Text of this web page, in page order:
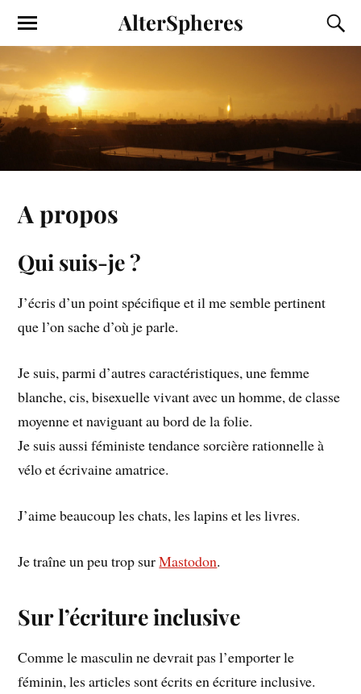
AlterSpheres
A propos
Qui suis-je ?
J’écris d’un point spécifique et il me semble pertinent
que l’on sache d’où je parle.
Je suis, parmi d’autres caractéristiques, une femme
blanche, cis, bisexuelle vivant avec un homme, de classe
moyenne et naviguant au bord de la folie.
Je suis aussi féministe tendance sorcière rationnelle à
vélo et écrivaine amatrice.
J’aime beaucoup les chats, les lapins et les livres.
Je traîne un peu trop surMastodon.
Sur l’écriture inclusive
Comme le masculin ne devrait pas l’emporter le
féminin, les articles sont écrits en écriture inclusive.